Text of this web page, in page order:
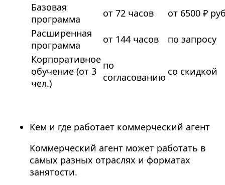
Базовая
программа
от 72 часов
от 6500 ₽
Расширенная
программа
от 144 часов
по запросу
Корпоративное
обучение (от 3
чел.)
по
согласованию со скидкой
Кем и где работает коммерческий агент
Коммерческий агент может работать в
самых разных отраслях и форматах
занятости.